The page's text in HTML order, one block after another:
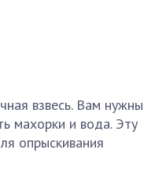
взвесь. Вам нужны
махорки и вода. Эту
опрыскивания